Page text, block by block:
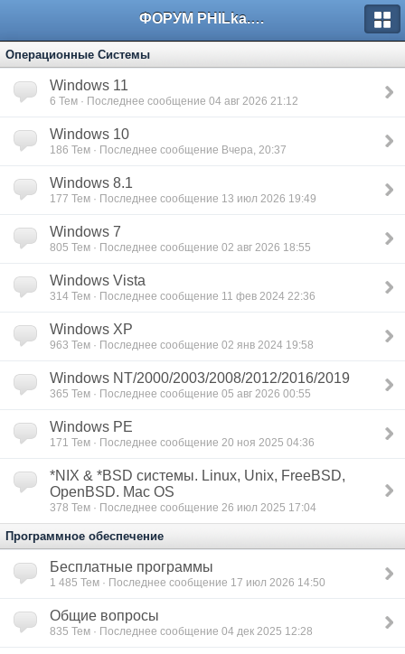
ФОРУМ PHILka.RU
Операционные Системы
Windows 11
6 Тем · Последнее сообщение 04 авг 2026 21:12
Windows 10
186 Тем · Последнее сообщение Вчера, 20:37
Windows 8.1
177 Тем · Последнее сообщение 13 июл 2026 19:49
Windows 7
805 Тем · Последнее сообщение 02 авг 2026 18:55
Windows Vista
314 Тем · Последнее сообщение 11 фев 2024 22:36
Windows XP
963 Тем · Последнее сообщение 02 янв 2024 19:58
Windows NT/2000/2003/2008/2012/2016/2019
365 Тем · Последнее сообщение 05 авг 2026 00:55
Windows PE
171 Тем · Последнее сообщение 20 ноя 2025 04:36
*NIX & *BSD сиcтемы. Linux, Unix, FreeBSD,
OpenBSD. Mac OS
378 Тем · Последнее сообщение 26 июл 2025 17:04
Программное обеспечение
Бесплатные программы
1 485 Тем · Последнее сообщение 17 июл 2026 14:50
Общие вопросы
835 Тем · Последнее сообщение 04 дек 2025 12:28